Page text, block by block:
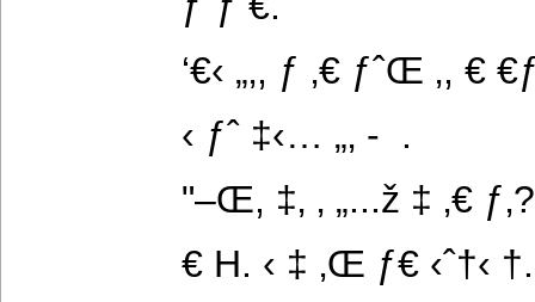
‘€‹ „‚, ƒ ‚€ ƒˆŒ ‚, €
‹ ƒˆ ‡‹… „‚ -  .
"–Œ, ‡‚ ‚ „...ž ‡ ‚€
€ H. ‹ ‡ ‚Œ ƒ€ ‹ˆ†‹ †.